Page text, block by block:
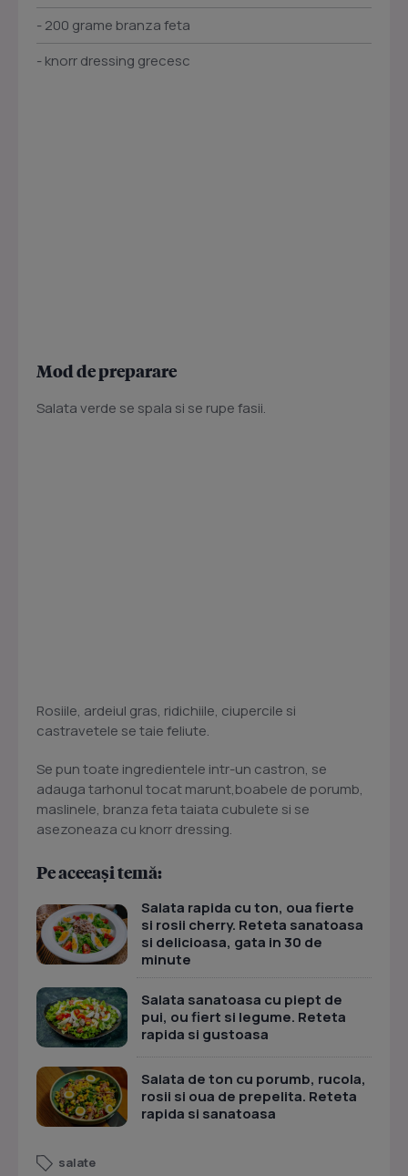
- 200 grame branza feta
- knorr dressing grecesc
Mod de preparare
Salata verde se spala si se rupe fasii.
Rosiile, ardeiul gras, ridichiile, ciupercile si
castravetele se taie feliute.
Se pun toate ingredientele intr-un castron, se
adauga tarhonul tocat marunt,boabele de porumb,
maslinele, branza feta taiata cubulete si se
asezoneaza cu knorr dressing.
Pe aceeași temă:
Salata rapida cu ton, oua fierte
si rosii cherry. Reteta sanatoasa
si delicioasa, gata in 30 de
minute
Salata sanatoasa cu piept de
pui, ou fiert si legume. Reteta
rapida si gustoasa
Salata de ton cu porumb, rucola,
rosii si oua de prepelita. Reteta
rapida si sanatoasa
salate